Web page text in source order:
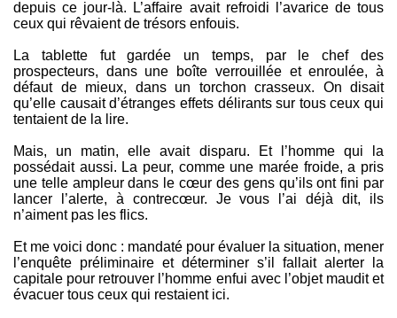
depuis ce jour-là. L’affaire avait refroidi l’avarice de tous
ceux qui rêvaient de trésors enfouis.
La tablette fut gardée un temps, par le chef des
prospecteurs, dans une boîte verrouillée et enroulée, à
défaut de mieux, dans un torchon crasseux. On disait
qu’elle causait d’étranges effets délirants sur tous ceux qui
tentaient de la lire.
Mais, un matin, elle avait disparu. Et l’homme qui la
possédait aussi. La peur, comme une marée froide, a pris
une telle ampleur dans le cœur des gens qu’ils ont fini par
lancer l’alerte, à contrecœur. Je vous l’ai déjà dit, ils
n’aiment pas les flics.
Et me voici donc : mandaté pour évaluer la situation, mener
l’enquête préliminaire et déterminer s’il fallait alerter la
capitale pour retrouver l’homme enfui avec l’objet maudit et
évacuer tous ceux qui restaient ici.